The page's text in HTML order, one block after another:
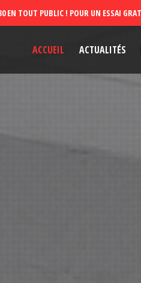
ACCUEIL ACTUALITÉS